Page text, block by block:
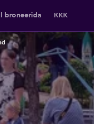
broneerida KKK